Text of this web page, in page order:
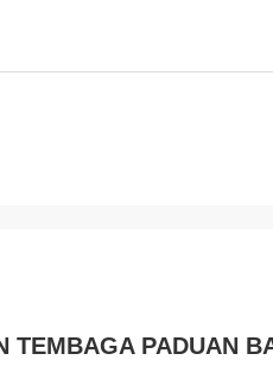
TEMBAGA PADUAN